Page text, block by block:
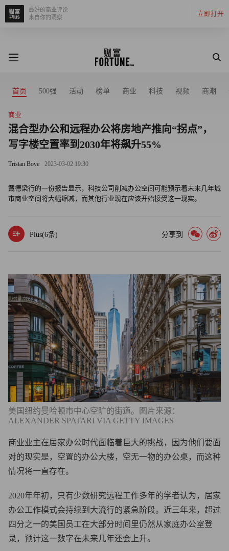
立即打开
最好的商业评论
来自你的洞察
首页 500强 活动 榜单 商业 科技 视频 商潮
商业
混合型办公和远程办公将房地产推向“拐点”，
写字楼空置率到2030年将飙升55%
Tristan Bove 2023-03-02 19:30
戴德梁行的一份报告显示，科技公司削减办公空间可能预示着未来几年城
市商业空间将大幅缩减，而其他行业现在应该开始接受这一现实。
Plus(6条) 分享到
美国纽约曼哈顿市中心空旷的街道。图片来源：
ALEXANDER SPATARI VIA GETTY IMAGES
商业业主在居家办公时代面临着巨大的挑战，因为他们要面
对的现实是，空置的办公大楼，空无一物的办公桌，而这种
情况将一直存在。
2020年年初，只有少数研究远程工作多年的学者认为，居家
办公工作模式会持续到大流行的紧急阶段。近三年来，超过
四分之一的美国员工在大部分时间里仍然从家庭办公室登
录，预计这一数字在未来几年还会上升。